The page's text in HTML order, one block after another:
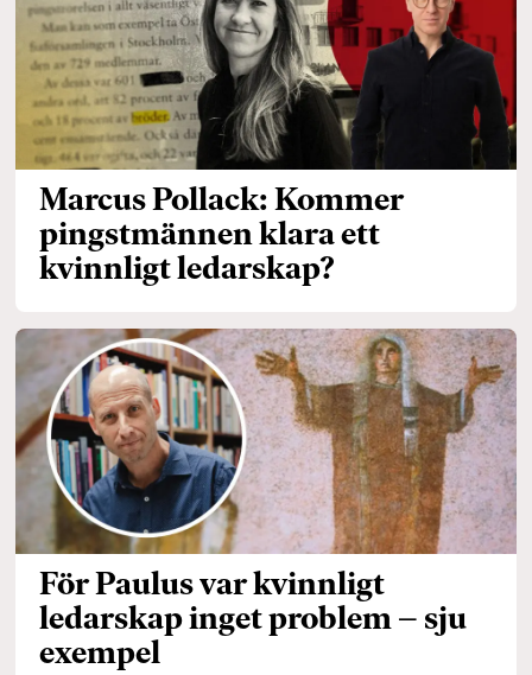
Marcus Pollack: Kommer
pingstmännen klara ett
kvinnligt ledarskap?
För Paulus var kvinnligt
ledarskap inget problem – sju
exempel